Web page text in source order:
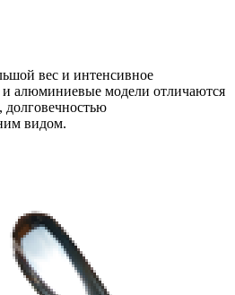
вес и интенсивное
и алюминиевые модели отличаются
видом.